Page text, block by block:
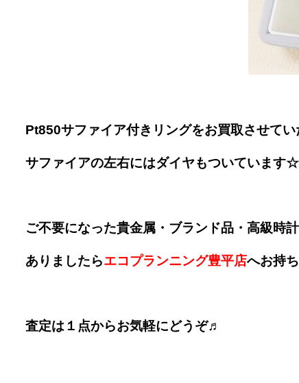
Pt850サファイア付きリングをお買取させてい
サファイアの左右にはダイヤもついています☆
ご不要になった貴金属・ブランド品・高級時計
ありましたらエコプランニング豊平店へお持
査定は１点からお気軽にどうぞ♬